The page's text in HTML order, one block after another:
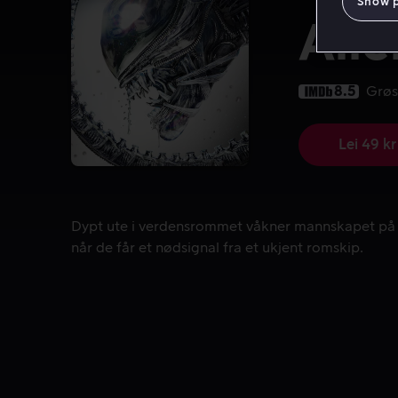
8.5
Lei 49 kr
Dypt ute i verdensrommet våkner mannskapet
Dypt ute i verdensrommet våkner mannskapet
når de får et nødsignal fra et ukjent romskip.